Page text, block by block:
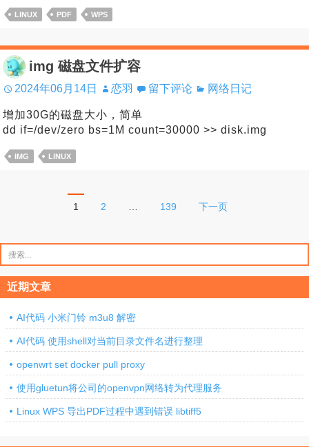
LINUX PDF WPS
img 磁盘文件扩容
2024年06月14日 恋羽 留下评论 网络日记
增加30G的磁盘大小，简单
dd if=/dev/zero bs=1M count=30000 >> disk.img
IMG LINUX
分
页
1 2 139 下一页
索：
近期文章
AI代码 小米门铃 m3u8 解密
AI代码 使用shell对当前目录文件名进行整理
openwrt set docker pull proxy
使用gluetun将公司的openvpn网络转为代理服务
Linux WPS 导出PDF过程中遇到错误 libtiff5